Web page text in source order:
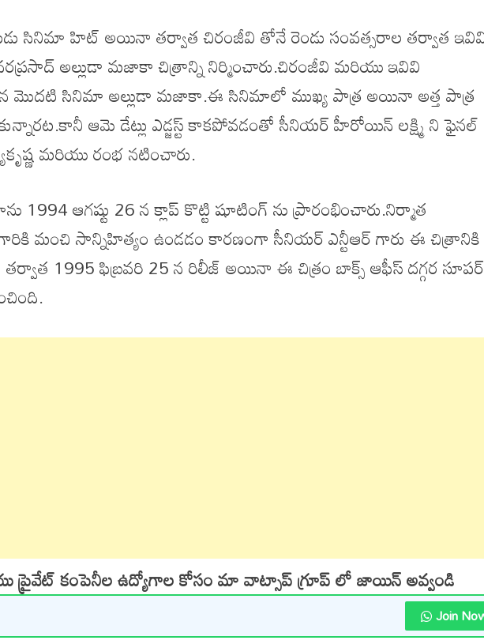
సినిమా హిట్ అయినా తర్వాత చిరంజీవి తోనే రెండు సంవత్సరాల తర్వాత
అల్లుడా మజాకా చిత్రాన్ని నిర్మించారు.చిరంజీవి మరియు ఇవివి
సినిమా అల్లుడా మజాకా.ఈ సినిమాలో ముఖ్య పాత్ర అయినా అత్త పాత్ర
ఆమె డేట్లు ఎడ్జస్ట్ కాకపోవడంతో సీనియర్ హీరోయిన్ లక్ష్మి ని ఫైనల్
మరియు రంభ నటించారు.
ఆగష్టు 26 న క్లాప్ కొట్టి షూటింగ్ ను ప్రారంభించారు.నిర్మాత
మంచి సాన్నిహిత్యం ఉండడం కారణంగా సీనియర్ ఎన్టీఆర్ గారు ఈ చిత్రానికి
1995 ఫిబ్రవరి 25 న రిలీజ్ అయినా ఈ చిత్రం బాక్స్ ఆఫీస్ దగ్గర సూపర్
ప్రైవేట్ కంపెనీల ఉద్యోగాల కోసం మా వాట్సాప్ గ్రూప్ లో జాయిన్ అవ్వండి
Join